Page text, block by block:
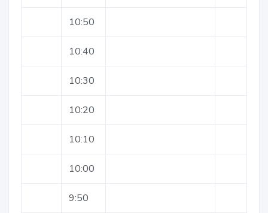
10:50
10:40
10:30
10:20
10:10
10:00
9:50